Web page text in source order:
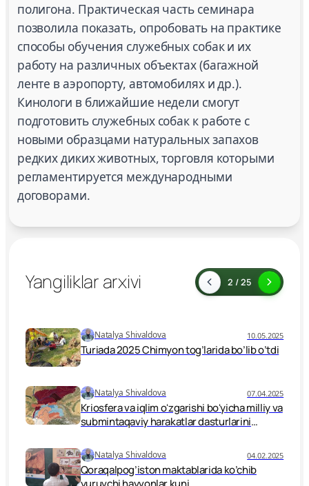
полигона. Практическая часть семинара
позволила показать, опробовать на практике
способы обучения служебных собак и их
работу на различных объектах (багажной
ленте в аэропорту, автомобилях и др.).
Кинологи в ближайшие недели смогут
подготовить служебных собак к работе с
новыми образцами натуральных запахов
редких диких животных, торговля которыми
регламентируется международными
договорами.
Yangiliklar arxivi 2 / 25
Natalya Shivaldova 10.05.2025
Turiada 2025 Chimyon tog’larida bo’lib o’tdi
Natalya Shivaldova 07.04.2025
Kriosfera va iqlim oʻzgarishi boʻyicha milliy va
submintaqaviy harakatlar dasturlarini
submintaqaviy seminar 2025-yil 2–3-aprel
kunlari Samarqand shahrida boʻlib oʻtdi.
Natalya Shivaldova 04.02.2025
Qoraqalpog’iston maktablarida ko’chib